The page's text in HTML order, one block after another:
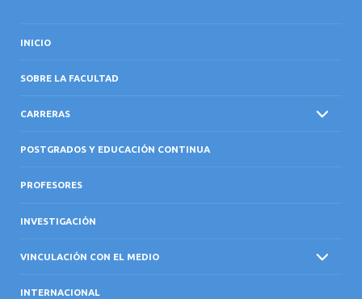
INICIO
SOBRE LA FACULTAD
CARRERAS
POSTGRADOS Y EDUCACIÓN CONTINUA
PROFESORES
INVESTIGACIÓN
VINCULACIÓN CON EL MEDIO
INTERNACIONAL